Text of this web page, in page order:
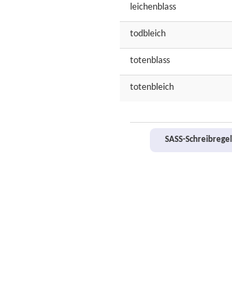
leichenblass
todbleich
totenblass
totenbleich
SASS-